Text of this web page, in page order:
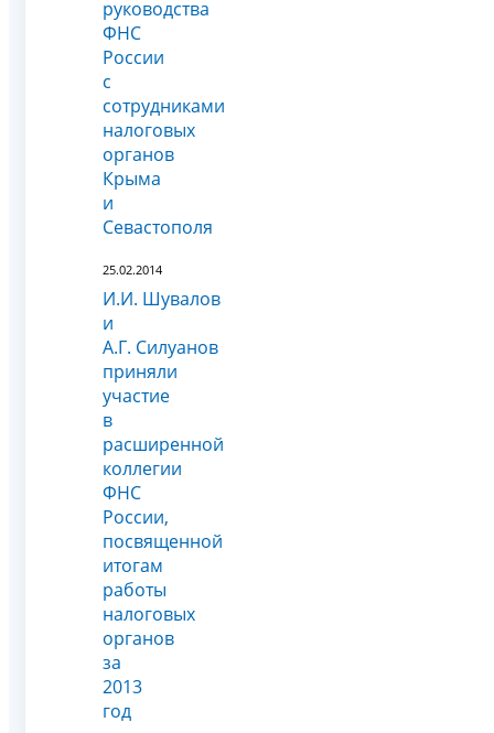
руководства
ФНС
России
с
сотрудниками
налоговых
органов
Крыма
и
Севастополя
25.02.2014
И.И. Шувалов
и
А.Г. Силуанов
приняли
участие
в
расширенной
коллегии
ФНС
России,
посвященной
итогам
работы
налоговых
органов
за
2013
год